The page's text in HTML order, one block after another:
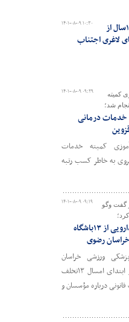
۱۴۰۱-۰۸-۰۹ ۱۰:۳۰
جوانان ۱۵ تا ۱۸سال از
اجتناب
۱۴۰۱-۰۸-۰۹ ۰۹:۲۹
کمیته
شد؛
خدمات درمانی
کمیته خدمات
به خاطر کسب رتبه
۱۴۰۱-۰۸-۰۹ ۰۹:۱۹
گفت وگو
کشف تخلف دارویی از ۱۳باشگاه
رضوی
ورزشی خراسان
رضوی گفت: از ابتدای امسال ۱۳تخلف
درباره مؤسسان و